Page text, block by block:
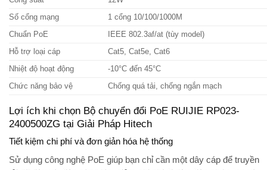
Số cổng mạng
1 cổng 10/100/1000M
Chuẩn PoE
IEEE 802.3af/at (tùy model)
Hỗ trợ loại cáp
Cat5, Cat5e, Cat6
Nhiệt độ hoạt động
-10°C đến 45°C
Chức năng bảo vệ
Chống quá tải, chống ngắn mạch
Lợi ích khi chọn Bộ chuyển đổi PoE RUIJIE RP023-
2400500ZG tại Giải Pháp Hitech
Tiết kiệm chi phí và đơn giản hóa hệ thống
Sử dụng công nghệ PoE giúp bạn chỉ cần một dây cáp để truyền